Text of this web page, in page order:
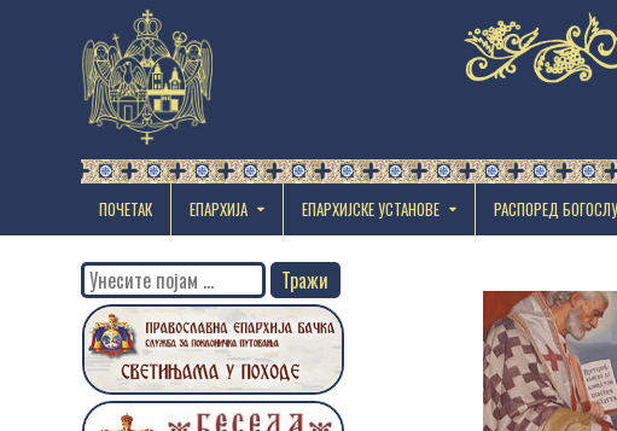
ПОЧЕТАК ЕПАРХИЈА EПАРХИЈСКЕ УСТАНОВЕ РАСПОРЕД
Search
for: